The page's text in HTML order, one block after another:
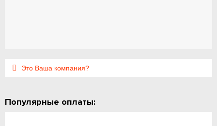
Это Ваша компания?
Популярные оплаты: